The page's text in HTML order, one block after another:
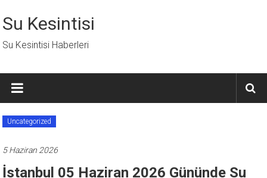
geç
Su Kesintisi
Su Kesintisi Haberleri
Uncategorized
5 Haziran 2026
İstanbul 05 Haziran 2026 Gününde Su